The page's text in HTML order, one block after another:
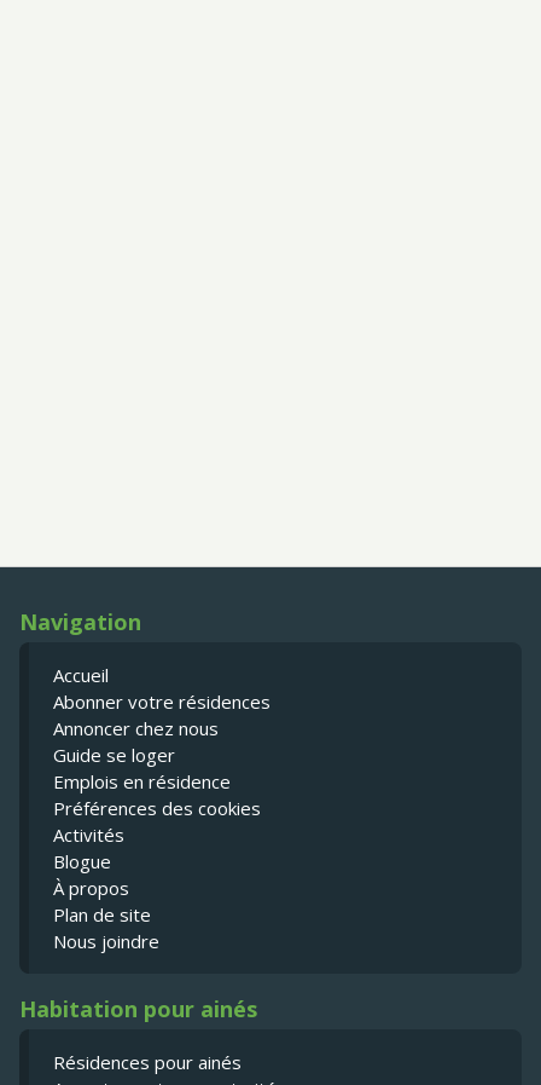
Navigation
Accueil
Abonner votre résidences
Annoncer chez nous
Guide se loger
Emplois en résidence
Préférences des cookies
Activités
Blogue
À propos
Plan de site
Nous joindre
Habitation pour ainés
Résidences pour ainés